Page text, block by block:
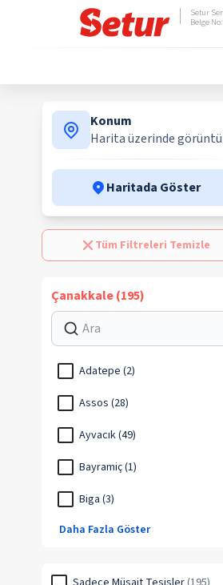
Setur
Belge
Konum
Harita üzerinde
Haritada Göster
Tüm Filtreleri Temizle
Çanakkale (195)
Adatepe (2)
Assos (28)
Ayvacık (49)
Bayramiç (1)
Biga (3)
Daha Fazla Göster